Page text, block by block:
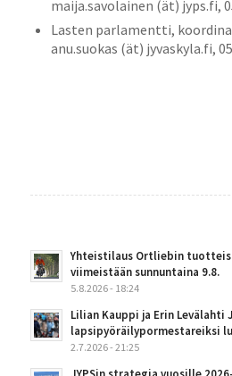
maija.savolainen (ät) jyps.fi,
Lasten parlamentti,
anu.suokas (ät) jyvaskyla.fi,
Yhteistilaus Ortliebin
viimeistään sunnuntaina 9.8.
5.8.2026 - 18:24
Lilian Kauppi ja Erin Levälahti
lapsipyöräilypormestareiksi
2.7.2026 - 21:25